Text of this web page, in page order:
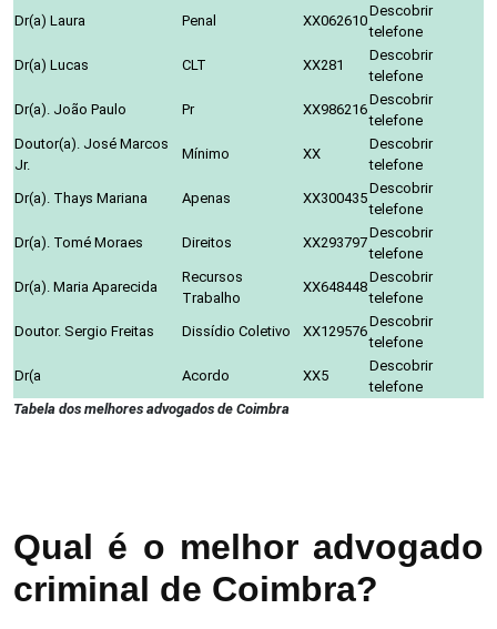
Dr(a) Laura
Penal XX062610
Descobrir
telefone
Dr(a) Lucas
CLT XX281
Descobrir
telefone
Dr(a). João Paulo
Pr XX986216
Descobrir
telefone
Doutor(a). José Marcos
Jr.
Mínimo XX
Descobrir
telefone
Dr(a). Thays Mariana
Apenas XX300435
Descobrir
telefone
Dr(a). Tomé Moraes
Direitos XX293797
Descobrir
telefone
Dr(a). Maria Aparecida
Recursos
Trabalho
XX648448
Descobrir
telefone
Doutor. Sergio Freitas
Dissídio Coletivo XX129576
Descobrir
telefone
Dr(a
Acordo XX5
Descobrir
telefone
Tabela dos melhores advogados de Coimbra
Qual é o melhor advogado
criminal de Coimbra?